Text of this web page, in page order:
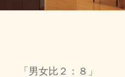
「男女比２：８」